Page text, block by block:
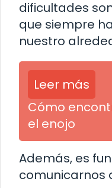
dificultades
que siempre
nuestro
Leer más
Cómo
el enojo
Además, es
comunicarnos